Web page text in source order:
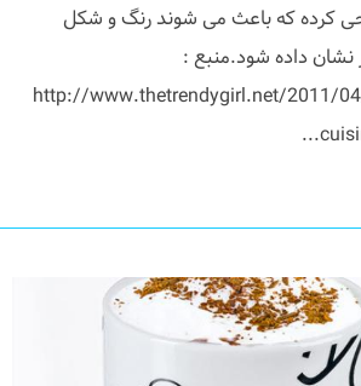
کرده که باعث می شوند رنگ و شکل
نشان داده شود.منبع :
http://www.thetrendygirl.net/2011/